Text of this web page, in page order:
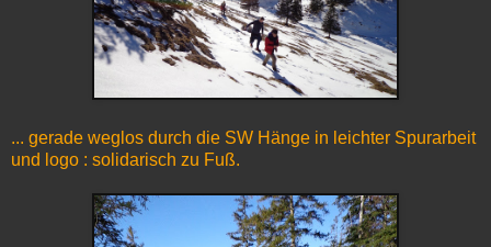
... gerade weglos durch die SW Hänge in leichter Spurarbeit
und logo : solidarisch zu Fuß.